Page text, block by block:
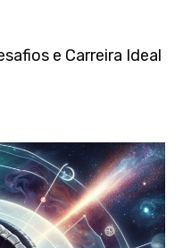
e Carreira Ideal